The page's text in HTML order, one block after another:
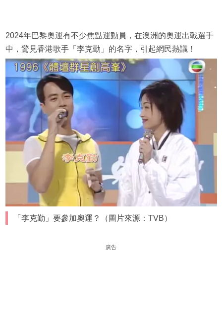
2024年巴黎奧運有不少焦點運動員，在澳洲的奧運出戰選手
中，驚見香港歌手「李克勤」的名字，引起網民熱議！
「李克勤」要參加奧運？（圖片來源：TVB）
廣告